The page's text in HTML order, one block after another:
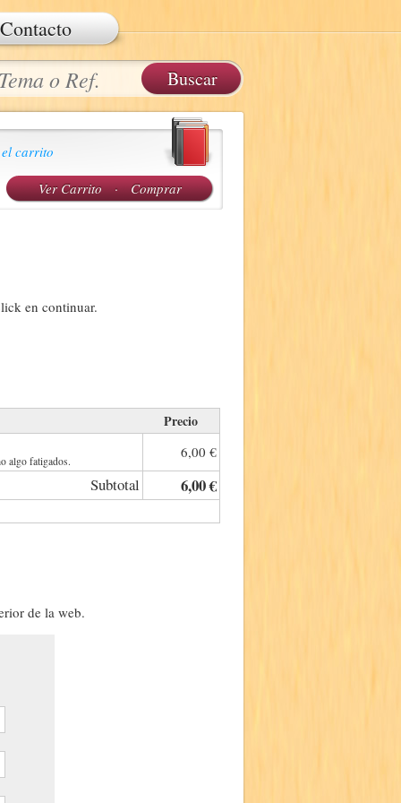
Contacto
carrito
Ver Carrito · Comprar
en continuar.
Precio
algo fatigados.
6,00 €
Subtotal 6,00 €
de la web.